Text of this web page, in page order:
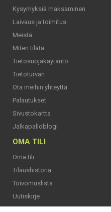
Kysymyksiä maksaminen
Laivaus ja toimitus
Meistä
Miten tilata
Tietosuojakäytäntö
Tietoturvan
Ota meihin yhteyttä
Palautukset
Sivustokartta
Jalkapalloblogi
OMA TILI
Oma tili
Tilaushistoria
Toivomuslista
Uutiskirje